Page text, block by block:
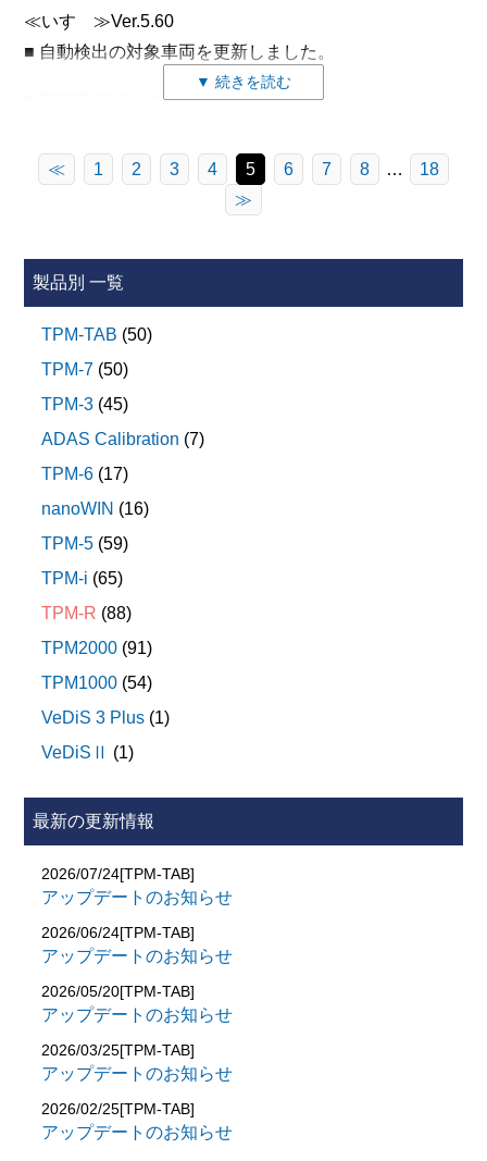
2023年モデル車両
エルフEV
断に対応しました。
MDP : 電動パワステポンプ
FCAMERA : フロントカメラ
RADAR : ミリ波レーダー
SRRAL : (後左) ショートレンジレーダー
SRRAR : (後右) ショートレンジレーダー
SRRSL : (左) ショートレンジレーダー
SRRSR : (右) ショートレンジレーダー
BMS : バッテリーマネジメントシステム
DCDC12 : DC-DCコンバータ
MCU : モータコントロールユニット
OBC : オンボードチャージャー
VCU : 車両制御ユニット
■ 2023年モデルまでの車両で次の新規システムの実測値
に対応しました。
・VCM （ビークルコントロール）
・FR （フロント レーダ）
・FSRL （左フロント サイド レーダ）
・DASH_ESU （エアコン）
・DMCM (モータ。PHEVのみ）
・OBC （充電制御ユニット(普通充電）
・BPS (バックアップ電源システム）
・BPS (バックアップ電源システム）
■CX-30、MX-30、MAZDA3で、下記の作業サポートに
機能はつぎのとおりです。
システム：FR,FSRL,FSRR（レーダ）※1
・エーミング モードの設定状態
・FR & FSR 同時エーミング ※2 ※3 ※4
・FSR 走行エーミング ※2 ※3
※1 現行の「FR（フロント レーダ センサ）」システ
ム名称を変更しました。
※2 FSRとは、「FSRL」と「FSRR」を総括した名称
です。
グモードに移行します。
FSRL(左前サイド レーダ)は、「左前サイド レーダ
走行エーミング」を選択してください。
FSRR(右前サイド レーダ)は、「右前サイド レーダ
走行エーミング」を選択してください。
※4 FRの「走行エーミング」を実施できます。
・EHS/PKB
「初期位置調整」
・車間自動制御システム/ADAS
「自動キャンセル要因1」
「ステアリングトルクキャリブレーション」
・高精度地図データモジュール
「Gセンサキャリブレーション」
ン」
「サイドレーダ調整」
・サイドレーダ(フロント右)
「サイドレーダ調整」
・サイドレーダ(リヤ左)
「サイドレーダ調整」
・サイドレーダ(リヤ右)
・サイドレーダ(フロント左)
「サイドレーダ調整」
「サイドレーダ調整」
・サイドレーダ(リヤ左)
・サイドレーダ(リヤ右)
「サイドレーダ調整」
EPB整備モードの追加
「初期位置調整」
「パーキングブレーキ全解除」
「ブレーキ状態確認」
- 実測値(データモニタ)の追加
・EHS/PKB
アクティブテストの追加
「パーキングブレーキ全解除」
作業サポートの追加
メンテナンスモード「EPB整備モード」の追加
・EHS/PKB
「パーキングブレーキ全解除」
「ブレーキ状態確認」
- 実測値(データモニタ)の追加
・EHS/PKB
【国産トラック編】
≪FUSO≫Ver.4.83
1．以下の車両のシステムにデータモニタを追加しまし
た。
■2021年モデル 大型トラック(スーパーグレート)
･ 近接領域レーダ(SRR)
■2010年モデル 小型トラック(キャンター)
･ ISS
■2020年モデル 小型トラック(キャンター)
･ ISS
･ 近接領域レーダ(SRR)
･ ISS
･ モータコントロール(EMCM)
･ バッテリコントロール
■2011年モデル 小型バス(ローザ)
･ ISS
■2021年モデル 大型トラック(スーパーグレート)
･ 近接領域レーダ(SRR)
■2019年モデル 中型トラック(ファイター)
･ 近接領域レーダ(SRR)
■2010年モデル 小型トラック(キャンター)
･ ISS
ｵｰﾄﾏﾁｯｸ･ｴﾝｼﾞﾝ･ｽﾀｰﾄ･ｽﾄｯﾌﾟ 作動記録情報削除
■2020年モデル 小型トラック(キャンター)
ｵｰﾄﾏﾁｯｸ･ｴﾝｼﾞﾝ･ｽﾀｰﾄ･ｽﾄｯﾌﾟ 作動記録情報削除
キャリブレーション
･ ISS
･ モータコントロール(EMCM)
▼ 続きを読む
≪いすゞ≫Ver.5.60
■ 自動検出の対象車両を更新しました。
■ 2023年モデルまでの車両に対応しました。
2022年モデル車両
エルフ
■ 2023年モデルまでの車両の自己診断に対応しました。
ISIM
CAN Converter (FC Unit)
HVAC (オートエアコン)
新統合ECU
電動パワーステアリングユニット
HU/ABS(ZF)
電動パーキングブレーキ
インストルメント パネル クラスタ
バッテリーイコライザー
ワイヤレスアクセスモジュール
SRR(FR)
SRR(FC)
SRR(FL)
オートライト
■ 2023年モデルまでの車両の実測値に対応しました。
新規システムは以下のとおりです。
ISIM
HVAC (オートエアコン)
HU/ABS(ZF)
バッテリーイコライザー
IO Controller
ワイヤレスアクセスモジュール
DMS カメラ
SRR(FC)
SRR(FL)
オートライト
■ 2011年～2021年モデルのエルフで以下の作業サポー
トに対応しました。
ABS
≪ 1 2 3 4 5 6 7 8 …
18
≫
製品別 一覧
TPM-TAB (50)
TPM-7 (50)
TPM-3 (45)
ADAS Calibration (7)
TPM-6 (17)
nanoWIN (16)
TPM-5 (59)
TPM-i (65)
TPM-R (88)
TPM2000 (91)
TPM1000 (54)
VeDiS 3 Plus (1)
VeDiSⅡ (1)
最新の更新情報
2026/07/24[TPM-TAB]
アップデートのお知らせ
2026/06/24[TPM-TAB]
アップデートのお知らせ
2026/05/20[TPM-TAB]
アップデートのお知らせ
2026/03/25[TPM-TAB]
アップデートのお知らせ
2026/02/25[TPM-TAB]
アップデートのお知らせ